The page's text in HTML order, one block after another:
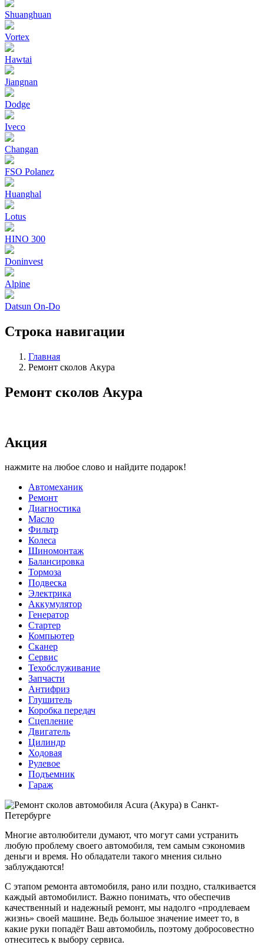
Shuanghuan
Vortex
Hawtai
Jiangnan
Dodge
Iveco
Changan
FSO Polanez
Huanghal
Lotus
HINO 300
Doninvest
Alpine
Datsun On-Do
Строка навигации
Главная
Ремонт сколов Акура
Ремонт сколов Акура
Акция
нажмите на любое слово и найдите подарок!
Автомеханик
Ремонт
Диагностика
Масло
Фильтр
Колеса
Шиномонтаж
Балансировка
Тормоза
Подвеска
Электрика
Аккумулятор
Генератор
Стартер
Компьютер
Сканер
Сервис
Техобслуживание
Запчасти
Антифриз
Глушитель
Коробка передач
Сцепление
Двигатель
Цилиндр
Ходовая
Рулевое
Подъемник
Гараж
Многие автолюбители думают, что могут сами устранить
любую проблему своего автомобиля, тем самым сэкономив
деньги и время. Но обладатели такого мнения сильно
заблуждаются!
С этапом ремонта автомобиля, рано или поздно, сталкивается
каждый автомобилист. Важно понимать, что обеспечив
качественный и надежный ремонт, мы надолго «продлеваем
жизнь» своей машине. Ведь большое значение имеет то, в
какие руки попадёт Ваш автомобиль, поэтому добросовестно
отнеситесь к выбору сервиса.